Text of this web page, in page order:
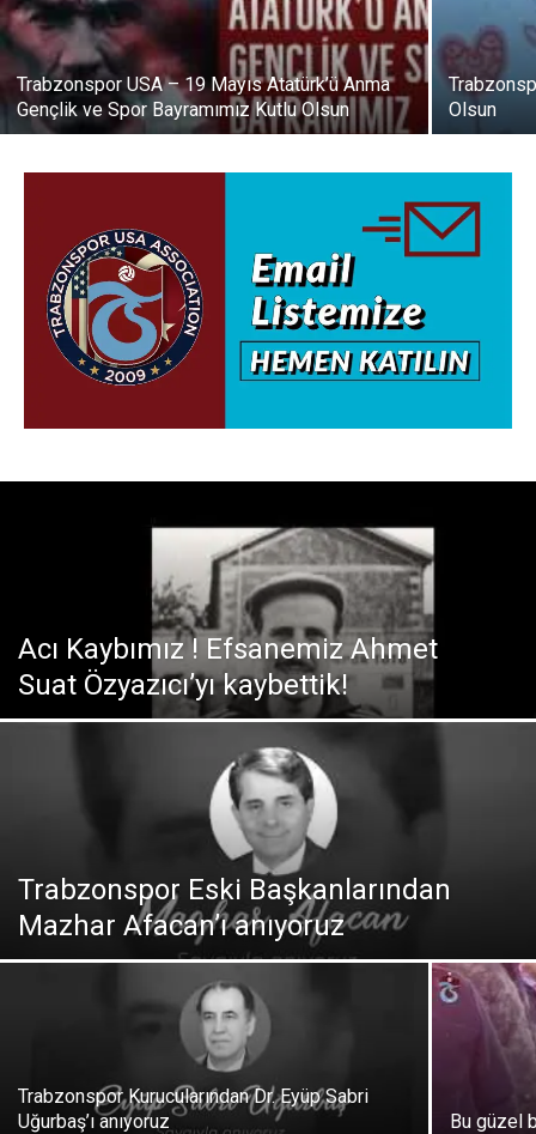
Trabzonspor USA – 19 Mayıs Atatürk’ü Anma
Gençlik ve Spor Bayramımız Kutlu Olsun
Olsun
Acı Kaybımız ! Efsanemiz Ahmet
Suat Özyazıcı’yı kaybettik!
Trabzonspor Eski Başkanlarından
Mazhar Afacan’ı anıyoruz
Trabzonspor Kurucularından Dr. Eyüp Sabri
Uğurbaş’ı anıyoruz
Bu güzel